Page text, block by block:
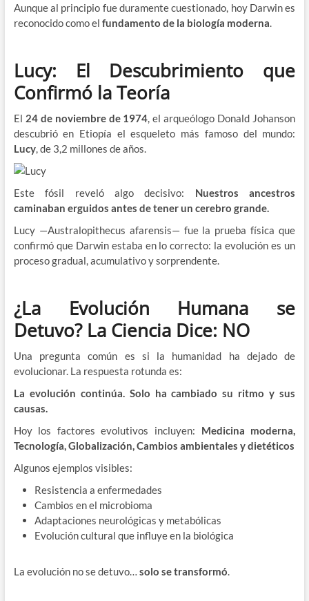
Aunque al principio fue duramente cuestionado, hoy Darwin es
reconocido como el fundamento de la biología moderna.
Lucy: El Descubrimiento que
Confirmó la Teoría
El 24 de noviembre de 1974, el arqueólogo Donald Johanson
descubrió en Etiopía el esqueleto más famoso del mundo:
Lucy, de 3,2 millones de años.
Este fósil reveló algo decisivo: Nuestros ancestros
caminaban erguidos antes de tener un cerebro grande.
Lucy —Australopithecus afarensis— fue la prueba física que
confirmó que Darwin estaba en lo correcto: la evolución es un
proceso gradual, acumulativo y sorprendente.
¿La Evolución Humana se
Detuvo? La Ciencia Dice: NO
Una pregunta común es si la humanidad ha dejado de
evolucionar. La respuesta rotunda es:
La evolución continúa. Solo ha cambiado su ritmo y sus
causas.
Hoy los factores evolutivos incluyen: Medicina moderna,
Tecnología, Globalización, Cambios ambientales y dietéticos
Algunos ejemplos visibles:
Resistencia a enfermedades
Cambios en el microbioma
Adaptaciones neurológicas y metabólicas
Evolución cultural que influye en la biológica
La evolución no se detuvo… solo se transformó.